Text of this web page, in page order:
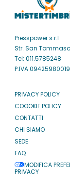
Presspower s.r.l
Str. San
Tel: 011.5785248
P.IVA 09425980019
PRIVACY POLICY
COOOKIE POLICY
CONTATTI
CHI SIAMO
SEDE
FAQ
MODIFICA
PRIVACY